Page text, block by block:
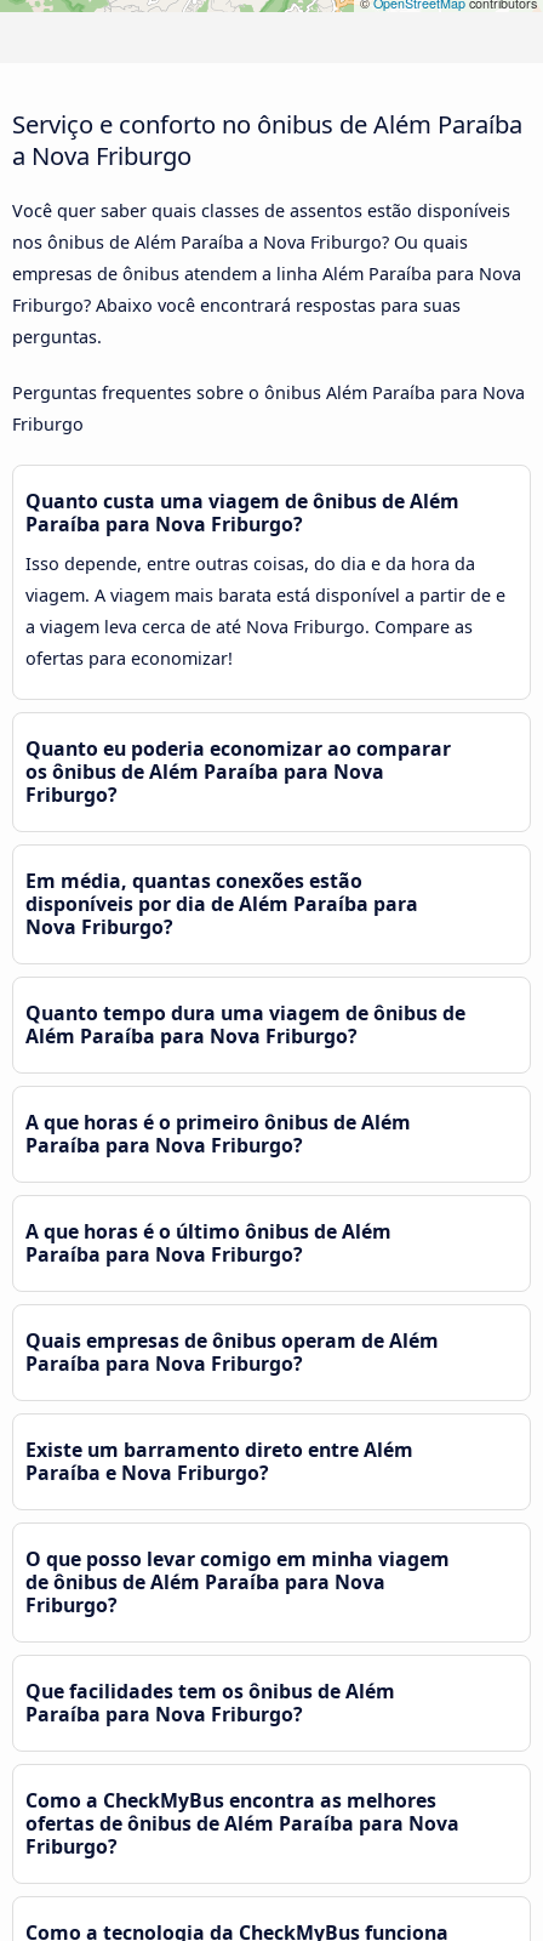
Serviço e conforto no ônibus de Além Paraíba
a Nova Friburgo
Você quer saber quais classes de assentos estão disponíveis
nos ônibus de Além Paraíba a Nova Friburgo? Ou quais
empresas de ônibus atendem a linha Além Paraíba para Nova
Friburgo? Abaixo você encontrará respostas para suas
perguntas.
Perguntas frequentes sobre o ônibus Além Paraíba para Nova
Friburgo
Quanto custa uma viagem de ônibus de Além
Paraíba para Nova Friburgo?
Isso depende, entre outras coisas, do dia e da hora da
viagem. A viagem mais barata está disponível a partir de e
a viagem leva cerca de até Nova Friburgo. Compare as
ofertas para economizar!
Quanto eu poderia economizar ao comparar
os ônibus de Além Paraíba para Nova
Friburgo?
Em média, quantas conexões estão
disponíveis por dia de Além Paraíba para
Nova Friburgo?
Quanto tempo dura uma viagem de ônibus de
Além Paraíba para Nova Friburgo?
A que horas é o primeiro ônibus de Além
Paraíba para Nova Friburgo?
A que horas é o último ônibus de Além
Paraíba para Nova Friburgo?
Quais empresas de ônibus operam de Além
Paraíba para Nova Friburgo?
Existe um barramento direto entre Além
Paraíba e Nova Friburgo?
O que posso levar comigo em minha viagem
de ônibus de Além Paraíba para Nova
Friburgo?
Que facilidades tem os ônibus de Além
Paraíba para Nova Friburgo?
Como a CheckMyBus encontra as melhores
ofertas de ônibus de Além Paraíba para Nova
Friburgo?
Como a tecnologia da CheckMyBus funciona